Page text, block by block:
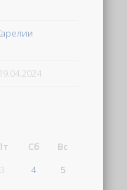
19.04.2024
Сб
Вс
3 4
5